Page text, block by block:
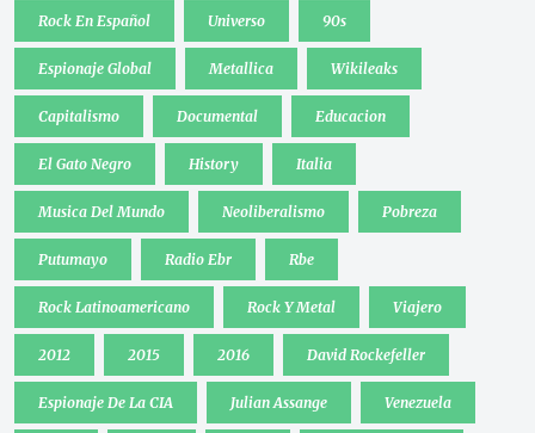
Rock En Español Universo 90s
Espionaje Global Metallica Wikileaks
Capitalismo Documental Educacion
El Gato Negro History Italia
Musica Del Mundo Neoliberalismo Pobreza
Putumayo Radio Ebr Rbe
Rock Latinoamericano Rock Y Metal Viajero
2012 2015 2016 David Rockefeller
Espionaje De La CIA Julian Assange Venezuela